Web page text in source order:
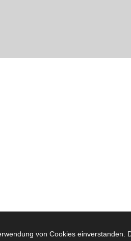
von Cookies einverstanden.